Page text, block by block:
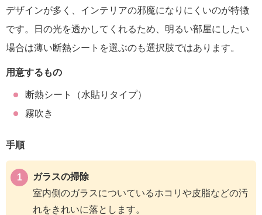
デザインが多く、インテリアの邪魔になりにくいのが特徴
です。日の光を透かしてくれるため、明るい部屋にしたい
場合は薄い断熱シートを選ぶのも選択肢ではあります。
用意するもの
断熱シート（水貼りタイプ）
霧吹き
手順
ガラスの掃除
室内側のガラスについているホコリや皮脂などの汚
れをきれいに落とします。